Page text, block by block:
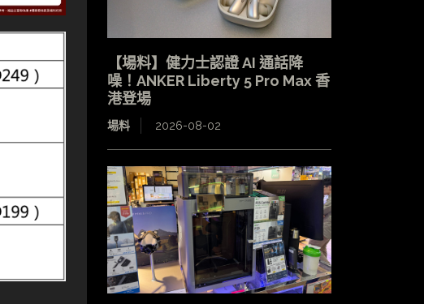
【場料】健力士認證 AI 通話降
噪！ANKER Liberty 5 Pro Max 香
港登場
場料 2026-08-02